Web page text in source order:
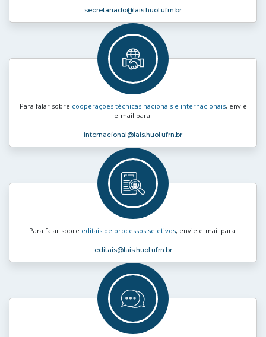
secretariado@lais.huol.ufrn.br
Para falar sobre cooperações técnicas nacionais e internacionais, envie
e‑mail para:
internacional@lais.huol.ufrn.br
Para falar sobre editais de processos seletivos, envie e‑mail para:
editais@lais.huol.ufrn.br